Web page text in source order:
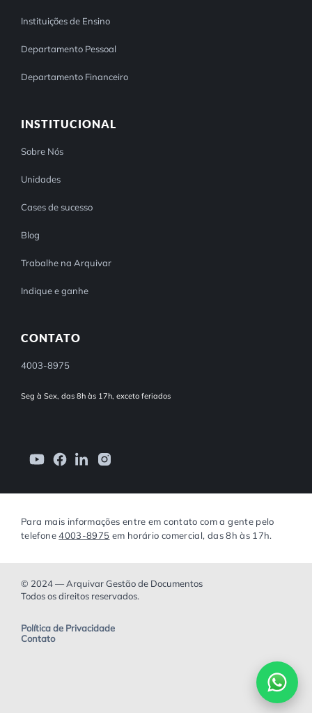
Instituições de Ensino
Departamento Pessoal
Departamento Financeiro
INSTITUCIONAL
Sobre Nós
Unidades
Cases de sucesso
Blog
Trabalhe na Arquivar
Indique e ganhe
CONTATO
4003-8975
Seg à Sex, das 8h às 17h, exceto feriados
Para mais informações entre em contato com a gente pelo
telefone4003-8975 em horário comercial, das 8h às 17h.
© 2024 — Arquivar Gestão de Documentos
Todos os direitos reservados.
Política de Privacidade
Contato